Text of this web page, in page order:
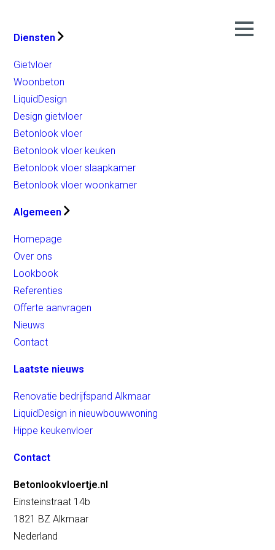
Diensten
Gietvloer
Woonbeton
LiquidDesign
Design gietvloer
Betonlook vloer
Betonlook vloer keuken
Betonlook vloer slaapkamer
Betonlook vloer woonkamer
Algemeen
Homepage
Over ons
Lookbook
Referenties
Offerte aanvragen
Nieuws
Contact
Laatste nieuws
Renovatie bedrijfspand Alkmaar
LiquidDesign in nieuwbouwwoning
Hippe keukenvloer
Contact
Betonlookvloertje.nl
Einsteinstraat 14b
1821 BZ Alkmaar
Nederland